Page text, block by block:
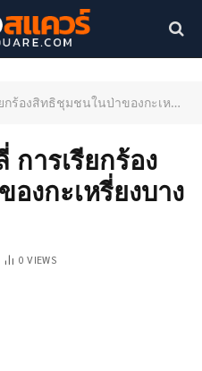
ทธิชุมชนในป่าของกะเหรี่ยงบางกลอย
การเรียกร้อง
งกะเหรี่ยงบาง
0VIEWS